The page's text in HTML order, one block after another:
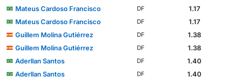
Mateus Cardoso Francisco DF
1.17
Mateus Cardoso Francisco
DF
1.17
Guillem Molina Gutiérrez
DF
1.38
Guillem Molina Gutiérrez
DF
1.38
Aderllan Santos
DF
1.40
Aderllan Santos
DF 1.40